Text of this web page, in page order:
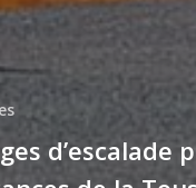
d’escalade